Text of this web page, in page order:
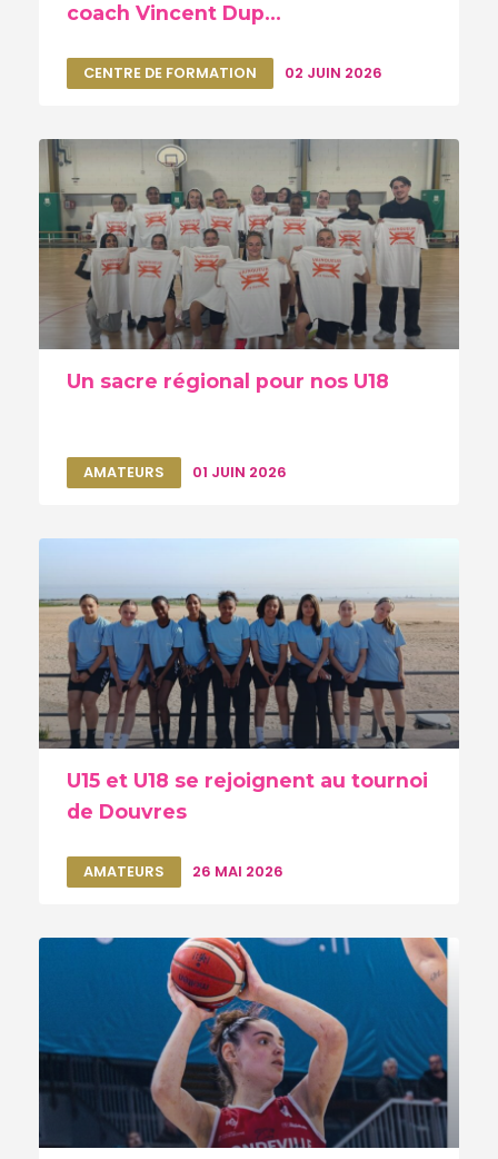
coach Vincent Dup...
CENTRE DE FORMATION 02 JUIN 2026
Un sacre régional pour nos U18
AMATEURS 01 JUIN 2026
U15 et U18 se rejoignent au tournoi
de Douvres
AMATEURS 26 MAI 2026